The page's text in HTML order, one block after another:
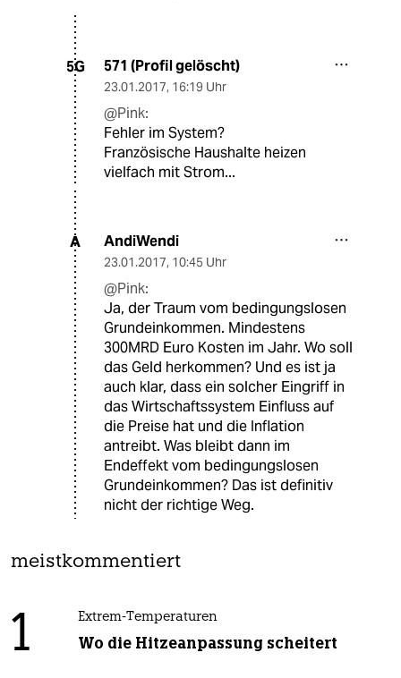
5G 571 (Profil gelöscht)
23.01.2017, 16:19 Uhr
@Pink:
Fehler im System?
Französische Haushalte heizen
vielfach mit Strom...
A AndiWendi
23.01.2017, 10:45 Uhr
@Pink:
Ja, der Traum vom bedingungslosen
Grundeinkommen. Mindestens
300MRD Euro Kosten im Jahr. Wo soll
das Geld herkommen? Und es ist ja
auch klar, dass ein solcher Eingriff in
das Wirtschaftssystem Einfluss auf
die Preise hat und die Inflation
antreibt. Was bleibt dann im
Endeffekt vom bedingungslosen
Grundeinkommen? Das ist definitiv
nicht der richtige Weg.
meistkommentiert
1 Extrem-Temperaturen
Wo die Hitzeanpassung scheitert